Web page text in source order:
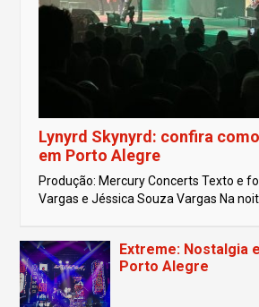
Lynyrd Skynyrd: confira
em Porto Alegre
Produção: Mercury Concerts Texto e
Vargas e Jéssica Souza Vargas Na
Extreme: Nostalgia
Porto Alegre